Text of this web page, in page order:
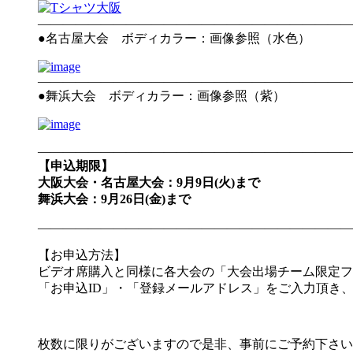
●名古屋大会 ボディカラー：画像参照（水色）
●舞浜大会 ボディカラー：画像参照（紫）
【申込期限】
大阪大会・名古屋大会：9月9日(火)まで
舞浜大会：9月26日(金)まで
【お申込方法】
ビデオ席購入と同様に各大会の「大会出場チーム限定
「お申込ID」・「登録メールアドレス」をご入力頂き
枚数に限りがございますので是非、事前にご予約下